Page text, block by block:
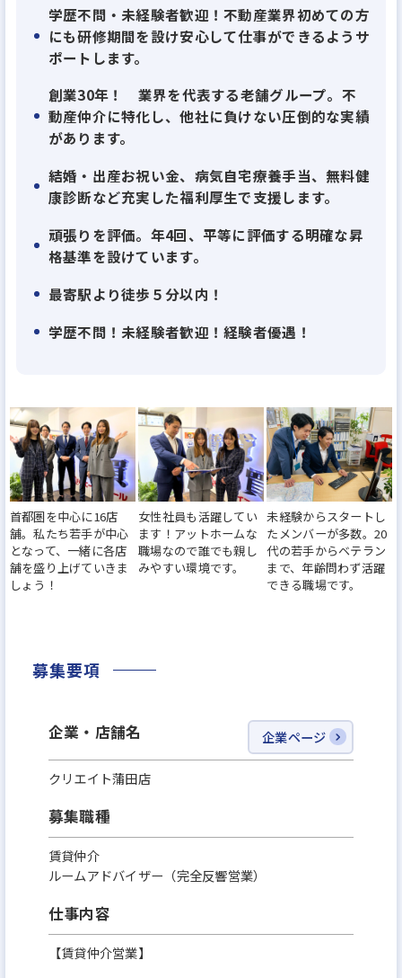
当社は、若手が中心となって各店舗を盛り上げてい
ます。先輩社員の約9割が未経験入社。前職は美容
師、アパレル店員、飲食店のホールスタッフ、コン
ビニでのレジ担当、システムエンジニア、事務など、
さまざまな経歴を持ったメンバーが集まっています。
働きやすさから、親友や兄弟を紹介して一緒に働い
ている社員も。あなたが仕事に対して不安に思うこ
との多くは、先輩社員が経験済みです。何か悩みが
あったら気軽に相談してください。安心して仕事をス
タートできるよう、サポートしていきます。
≪入社いただくと≫
1ヶ月〜最大3ヶ月の研修期間があります！挨拶やビ
は継続。手厚いサポートの中でしっかりと成長して
いけますので未経験でも安心してください！ちなみ
に、現場に出て1時間で契約をいただけた未経験スタ
ートの先輩もいます！
4〜5名の同期と一緒に、最短3ヶ月でメンバーから主
任になることも可能。未経験でスタートした人の多
くが、1年以内には主任となって活躍しています。目
ングの上、即時営業スタートも可能です。これまで
学歴不問・未経験者歓迎！不動産業界初めての方
にも研修期間を設け安心して仕事ができるようサ
ポートします。
創業30年！ 業界を代表する老舗グループ。不
動産仲介に特化し、他社に負けない圧倒的な実績
があります。
結婚・出産お祝い金、病気自宅療養手当、無料健
康診断など充実した福利厚生で支援します。
頑張りを評価。年4回、平等に評価する明確な昇
格基準を設けています。
最寄駅より徒歩５分以内！
学歴不問！未経験者歓迎！経験者優遇！
首都圏を中心に16店
舗。私たち若手が中心
となって、一緒に各店
舗を盛り上げていきま
しょう！
女性社員も活躍してい
ます！アットホームな
職場なので誰でも親し
みやすい環境です。
未経験からスタートし
たメンバーが多数。20
代の若手からベテラン
まで、年齢問わず活躍
できる職場です。
募集要項
企業・店舗名 企業ページ
クリエイト蒲田店
募集職種
賃貸仲介
ルームアドバイザー（完全反響営業）
仕事内容
【賃貸仲介営業】